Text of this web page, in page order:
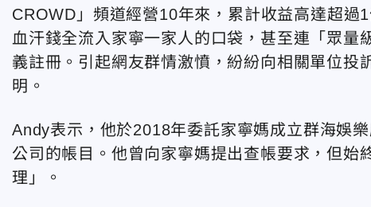
CROWD」頻道經營10年來，累計收益高達超過
血汗錢全流入家寧一家人的口袋，甚至連 「眾
義註冊。 引起網友群情激憤，紛紛向相關單位投
明。
Andy表示，他於2018年委託家寧媽成立群海娛
公司的帳目。他曾向家寧媽提出查帳要求，但始
理」。